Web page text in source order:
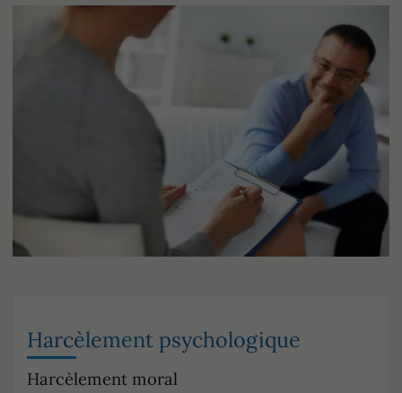
Harcèlement psychologique
Harcèlement moral